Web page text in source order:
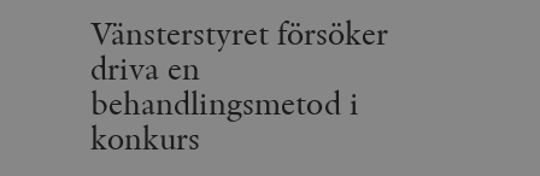
Vänsterstyret försöker
driva en
behandlingsmetod i
konkurs